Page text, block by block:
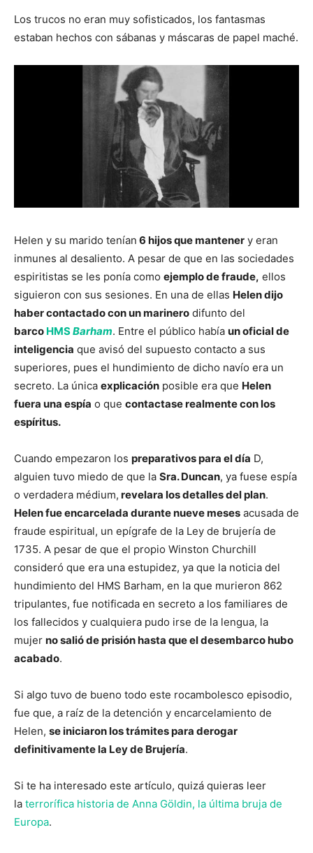
Los trucos no eran muy sofisticados, los fantasmas
estaban hechos con sábanas y máscaras de papel maché.
Helen y su marido tenían 6 hijos que mantener y eran
inmunes al desaliento. A pesar de que en las sociedades
espiritistas se les ponía como ejemplo de fraude, ellos
siguieron con sus sesiones. En una de ellas Helen dijo
haber contactado con un marinero difunto del
barco HMSBarham. Entre el público había un oficial de
inteligencia que avisó del supuesto contacto a sus
superiores, pues el hundimiento de dicho navío era un
secreto. La única explicación posible era que Helen
fuera una espía o que contactase realmente con los
espíritus.
Cuando empezaron los preparativos para el día D,
alguien tuvo miedo de que la Sra. Duncan, ya fuese espía
o verdadera médium, revelara los detalles del plan.
Helen fue encarcelada durante nueve meses acusada de
fraude espiritual, un epígrafe de la Ley de brujería de
1735. A pesar de que el propio Winston Churchill
consideró que era una estupidez, ya que la noticia del
hundimiento del HMS Barham, en la que murieron 862
tripulantes, fue notificada en secreto a los familiares de
los fallecidos y cualquiera pudo irse de la lengua, la
mujer no salió de prisión hasta que el desembarco hubo
acabado.
Si algo tuvo de bueno todo este rocambolesco episodio,
fue que, a raíz de la detención y encarcelamiento de
Helen, se iniciaron los trámites para derogar
definitivamente la Ley de Brujería.
Si te ha interesado este artículo, quizá quieras leer
la terrorífica historia de Anna Göldin, la última bruja de
Europa.